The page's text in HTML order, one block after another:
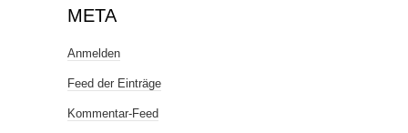
META
Anmelden
Feed der Einträge
Kommentar-Feed